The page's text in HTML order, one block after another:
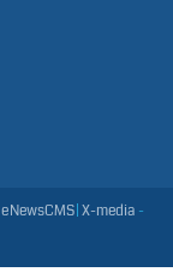
eNewsCMS|X-media -